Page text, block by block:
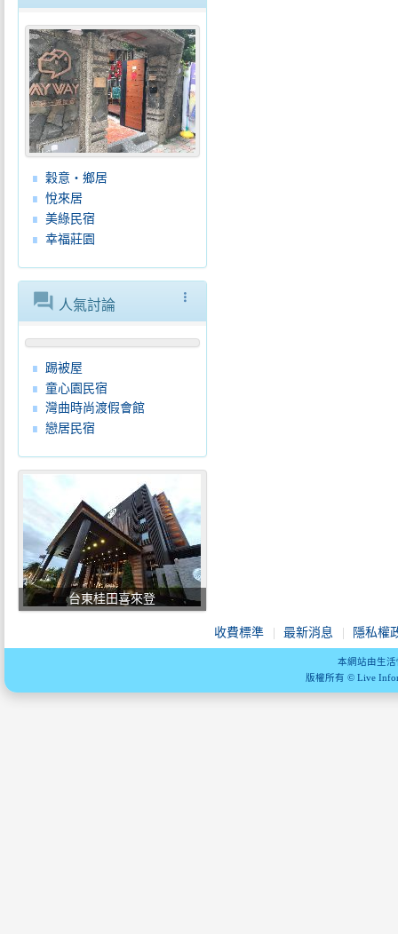
穀意‧鄉居
悅來居
美綠民宿
幸福莊園
more_vert
forum 人氣討論
踢被屋
童心園民宿
灣曲時尚渡假會館
戀居民宿
台東桂田喜來登
收費標準 最新消息 隱私權
本網站由生
版權所有 © Live